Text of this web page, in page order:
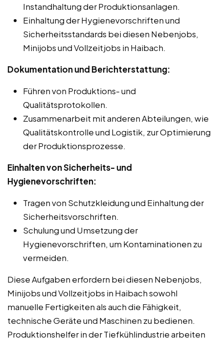
Instandhaltung der Produktionsanlagen.
Einhaltung der Hygienevorschriften und
Sicherheitsstandards bei diesen Nebenjobs,
Minijobs und Vollzeitjobs in Haibach.
Dokumentation und Berichterstattung:
Führen von Produktions- und
Qualitätsprotokollen.
Zusammenarbeit mit anderen Abteilungen, wie
Qualitätskontrolle und Logistik, zur Optimierung
der Produktionsprozesse.
Einhalten von Sicherheits- und
Hygienevorschriften:
Tragen von Schutzkleidung und Einhaltung der
Sicherheitsvorschriften.
Schulung und Umsetzung der
Hygienevorschriften, um Kontaminationen zu
vermeiden.
Diese Aufgaben erfordern bei diesen Nebenjobs,
Minijobs und Vollzeitjobs in Haibach sowohl
manuelle Fertigkeiten als auch die Fähigkeit,
technische Geräte und Maschinen zu bedienen.
Produktionshelfer in der Tiefkühlindustrie arbeiten